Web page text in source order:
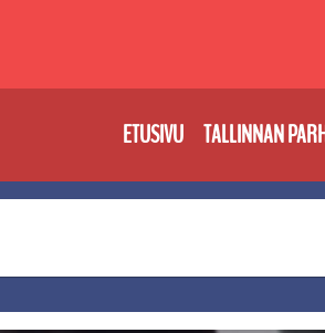
ETUSIVU TALLINNAN